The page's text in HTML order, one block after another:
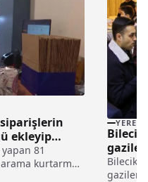
ekleyip
81
arama kurtarma
YEREL
Bilecik
Bilecik